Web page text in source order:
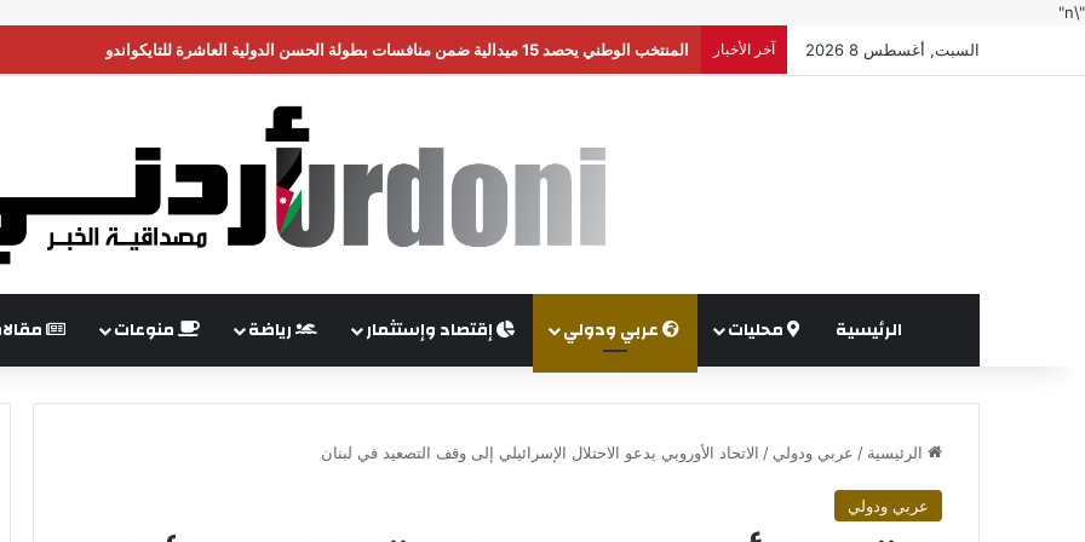
"\n"
السبت, أغسطس 8 2026
آخر الأخبار إعلام إسرائيلي: واشنطن تضغط على إسرائيل لبدء هدنة في غزة
الرئيسية محليات عربي ودولي إقتصاد وإستثمار رياضة منوعات
الرئيسية / عربي ودولي / الاتحاد الأوروبي يدعو الاحتلال الإسرائيلي إلى وقف التصعيد في لبنان
عربي ودولي